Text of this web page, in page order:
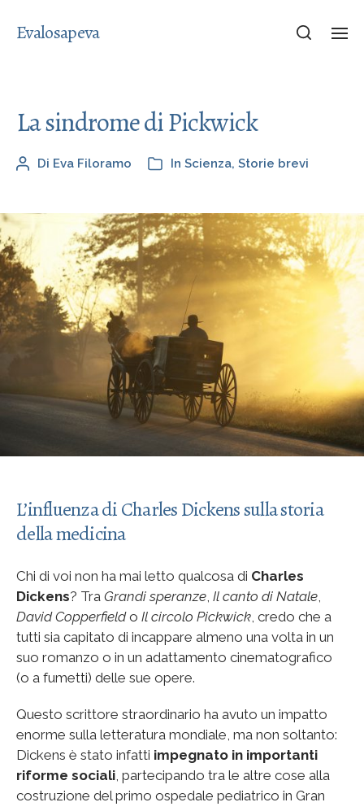
Evalosapeva
La sindrome di Pickwick
Di Eva Filoramo In Scienza, Storie brevi
L’influenza di Charles Dickens sulla storia
della medicina
Chi di voi non ha mai letto qualcosa di Charles
Dickens? Tra Grandi speranze Il canto di Natale
David Copperfieldo Il circolo Pickwick , credo che a
tutti sia capitato di incappare almeno una volta in un
suo romanzo o in un adattamento cinematografico
(o a fumetti) delle sue opere.
Questo scrittore straordinario ha avuto un impatto
enorme sulla letteratura mondiale, ma non soltanto:
Dickens è stato infatti impegnato in importanti
riforme sociali , partecipando tra le altre cose alla
costruzione del primo ospedale pediatrico in Gran